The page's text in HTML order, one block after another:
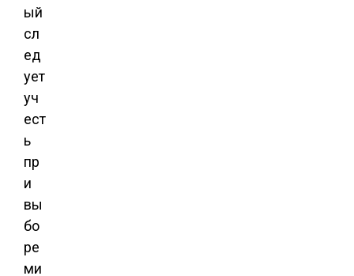
ый
сл
ед
ует
уч
ест
ь
пр
и
вы
бо
ре
ми